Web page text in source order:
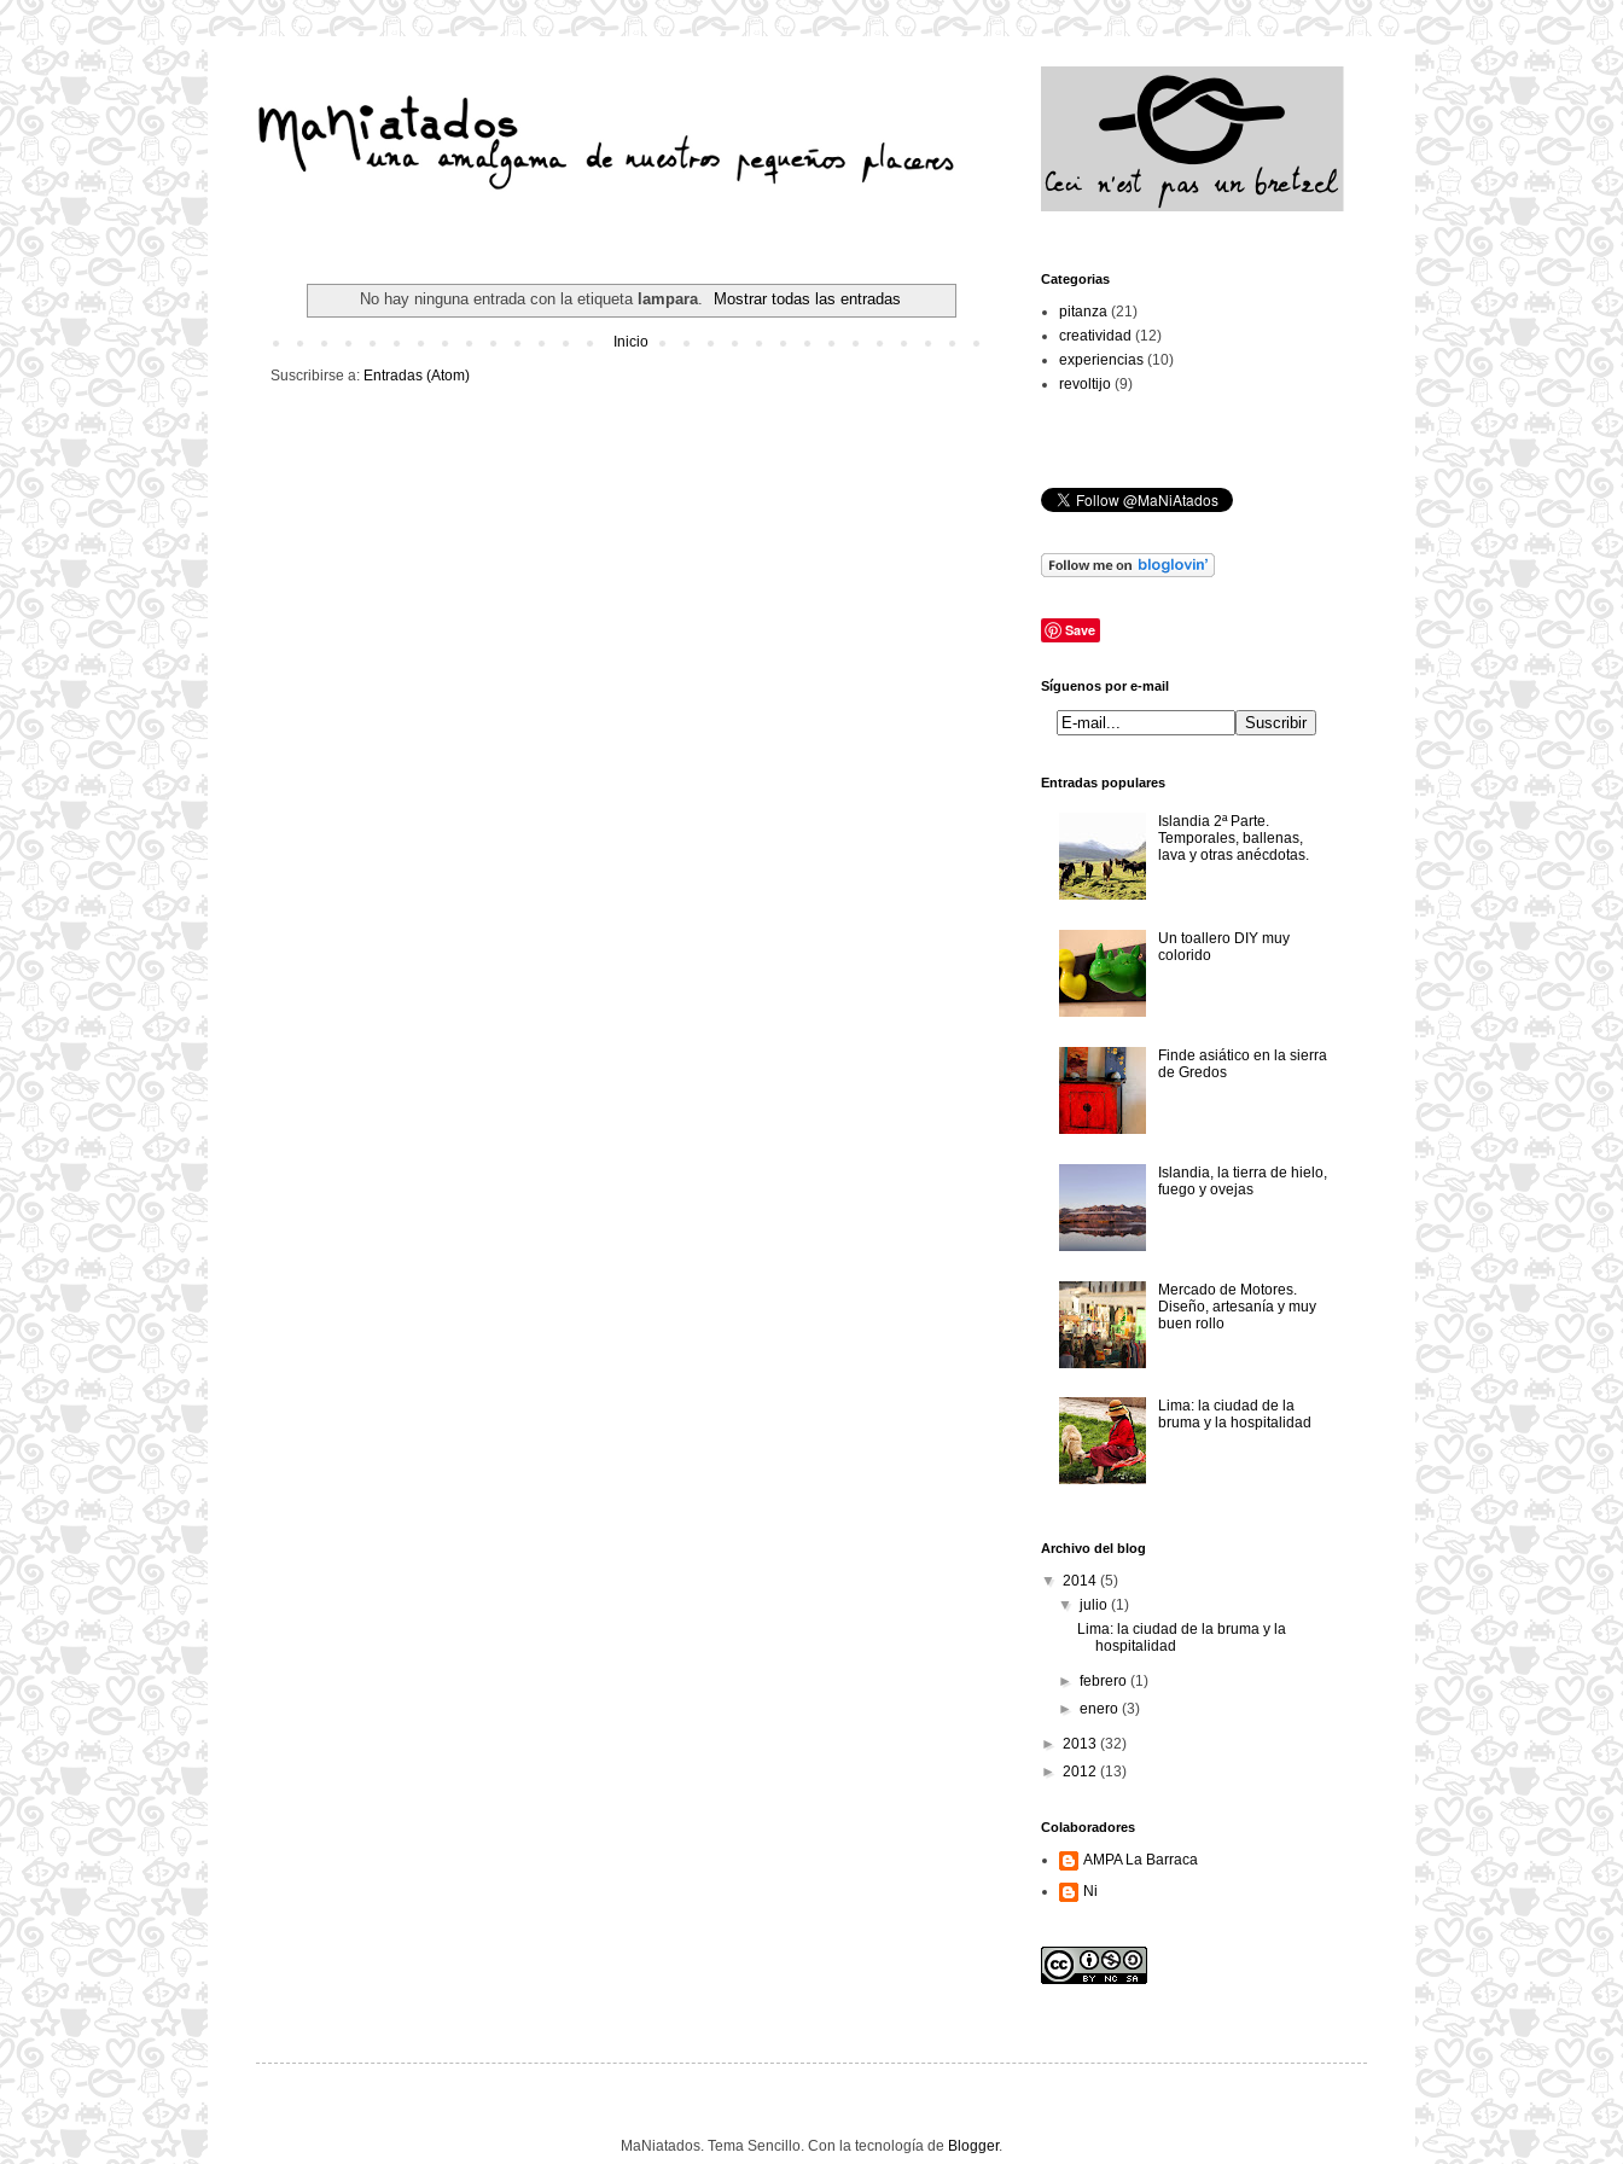
No hay ninguna entrada con la etiqueta lampara. Mostrar todas las entradas
Inicio
Suscribirse a: Entradas (Atom)
Categorias
pitanza (21)
creatividad (12)
experiencias (10)
revoltijo (9)
Save
Síguenos por e-mail
Entradas populares
Islandia 2ª Parte.
Temporales, ballenas,
lava y otras anécdotas.
Un toallero DIY muy
colorido
Finde asiático en la sierra
de Gredos
Islandia, la tierra de hielo,
fuego y ovejas
Mercado de Motores.
Diseño, artesanía y muy
buen rollo
Lima: la ciudad de la
bruma y la hospitalidad
Archivo del blog
▼ 2014 (5)
▼julio(1)
Lima: la ciudad de la bruma y la
hospitalidad
►febrero(1)
►enero(3)
► 2013 (32)
► 2012 (13)
Colaboradores
AMPA La Barraca
Ni
MaNiatados. Tema Sencillo. Con la tecnología de Blogger.